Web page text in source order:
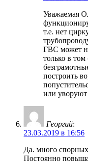
Уважаемая
т.е. нет
ГВС может
только в том
построить
или
Георгий:
23.03.2019 в 16:56
Да. много
Постоянно